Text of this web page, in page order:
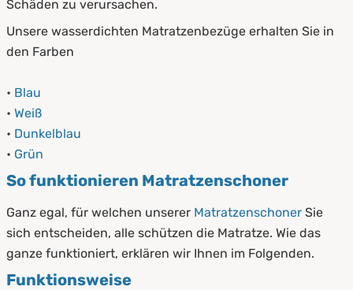
Schäden zu verursachen.
Unsere wasserdichten Matratzenbezüge erhalten Sie in
den Farben
• Blau
• Weiß
• Dunkelblau
• Grün
So funktionieren Matratzenschoner
Ganz egal, für welchen unserer Matratzenschoner Sie
sich entscheiden, alle schützen die Matratze. Wie das
ganze funktioniert, erklären wir Ihnen im Folgenden.
Funktionsweise